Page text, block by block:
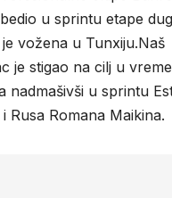
u sprintu etape
vožena u Tunxiju.Naš
je stigao na cilj u
nadmašivši u sprintu
Rusa Romana Maikina.